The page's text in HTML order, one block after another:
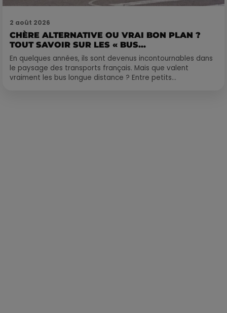
2 août 2026
CHÈRE ALTERNATIVE OU VRAI BON PLAN ?
TOUT SAVOIR SUR LES « BUS...
En quelques années, ils sont devenus incontournables dans
le paysage des transports français. Mais que valent
vraiment les bus longue distance ? Entre petits...